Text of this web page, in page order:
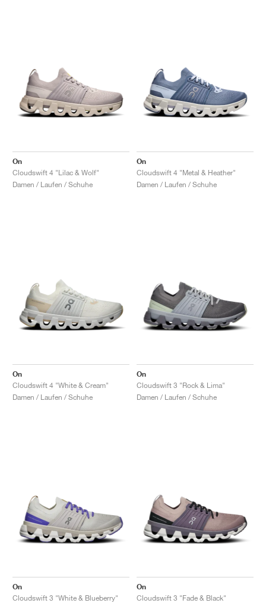
On
Cloudswift 4 "Lilac & Wolf"
Damen / Laufen / Schuhe
On
Cloudswift 4 "Metal & Heather"
Damen / Laufen / Schuhe
On
Cloudswift 4 "White & Cream"
Damen / Laufen / Schuhe
On
Cloudswift 3 "Rock & Lima"
Damen / Laufen / Schuhe
On
Cloudswift 3 "White & Blueberry"
On
Cloudswift 3 "Fade & Black"